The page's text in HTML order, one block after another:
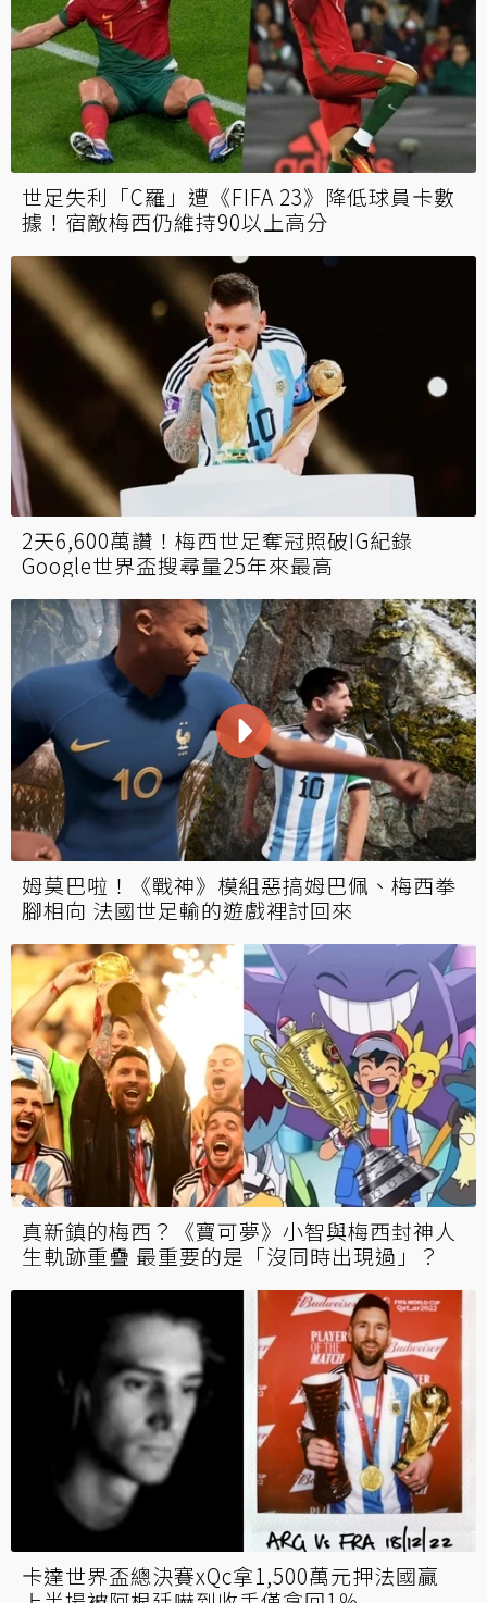
世足失利「C羅」遭《FIFA 23》降低球員卡數
據！宿敵梅西仍維持90以上高分
2天6,600萬讚！梅西世足奪冠照破IG紀錄
Google世界盃搜尋量25年來最高
姆莫巴啦！《戰神》模組惡搞姆巴佩、梅西拳
腳相向 法國世足輸的遊戲裡討回來
真新鎮的梅西？《寶可夢》小智與梅西封神人
生軌跡重疊 最重要的是「沒同時出現過」？
卡達世界盃總決賽xQc拿1,500萬元押法國贏